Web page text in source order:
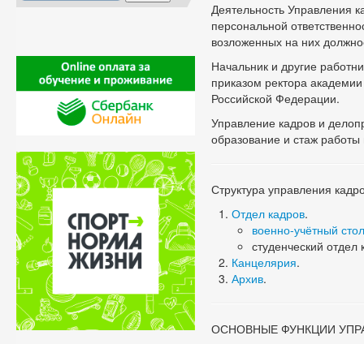
Деятельность Управления
персональной
возложенных на них
Начальник и другие
приказом ректора
Российской Федерации.
Управление кадров и
образование и стаж
Структура управления
Отдел кадров.
военно-учётный стол
студенческий
Канцелярия.
Архив.
ОСНОВНЫЕ ФУНКЦИИ